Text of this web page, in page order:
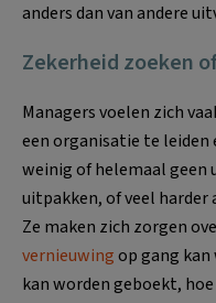
anders dan van andere
Zekerheid zoeken
Managers voelen zich
een organisatie te leiden
weinig of helemaal
uitpakken, of veel harder
Ze maken zich zorgen
vernieuwingop gang
kan worden geboekt,